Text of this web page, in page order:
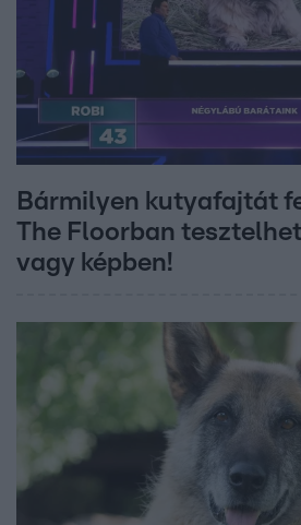
Bármilyen kutyafajtát
The Floorban
vagy képben!